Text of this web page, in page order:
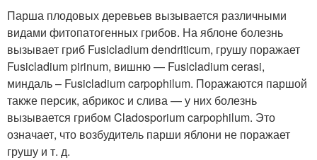
Парша плодовых деревьев вызывается различными
видами фитопатогенных грибов. На яблоне болезнь
вызывает гриб Fusicladium dendriticum, грушу поражает
Fusicladium pirinum, вишню — Fusicladium cerasi,
миндаль – Fusicladium carpophilum. Поражаются паршой
также персик, абрикос и слива — у них болезнь
вызывается грибом Cladosporium carpophilum. Это
означает, что возбудитель парши яблони не поражает
грушу и т. д.